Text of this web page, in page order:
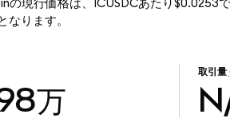
の現行価格は、1CUSDCあたり$0.0253
なります。
万
取引量